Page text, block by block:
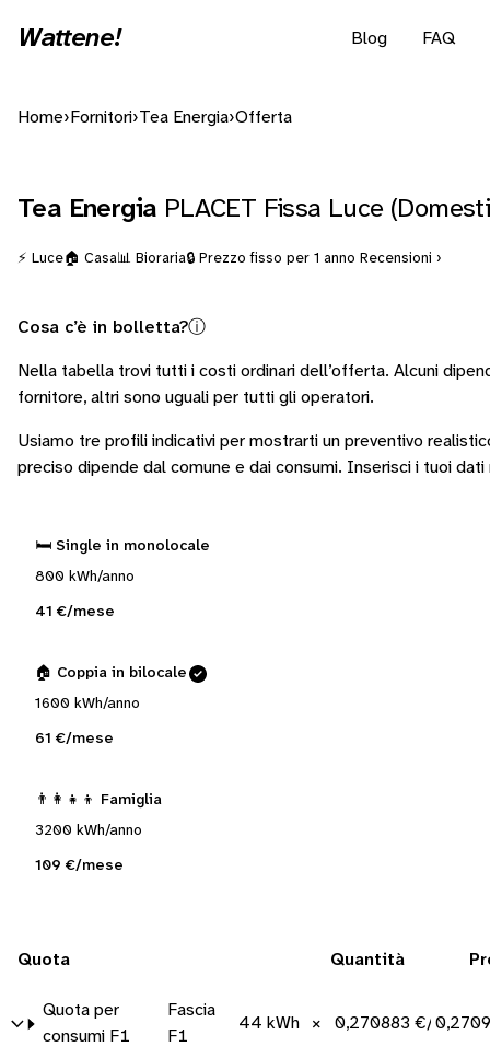
Wattene! Blog FAQ
Home› Fornitori›Tea Energia›Offerta
Tea Energia PLACET Fissa Luce
⚡ Luce🏠 Casa📊 Bioraria🔒 Prezzo fisso per 1 anno Recensioni ›
Cosa c’è in bolletta?ⓘ
Nella tabella trovi tutti i costi ordinari dell’offerta. Alcuni
fornitore, altri sono uguali per tutti gli operatori.
Usiamo tre profili indicativi per mostrarti un preventivo
preciso dipende dal comune e dai consumi. Inserisci i tuoi
🛏️ Single in monolocale
800 kWh/anno
41 €/mese
🏠 Coppia in bilocale
1600 kWh/anno
61 €/mese
👨‍👩‍👧‍👦 Famiglia
3200 kWh/anno
109 €/mese
Quota Quantità
Quota per
consumi F1
Fascia
F1
44 kWh × 0,270883 €/kWh